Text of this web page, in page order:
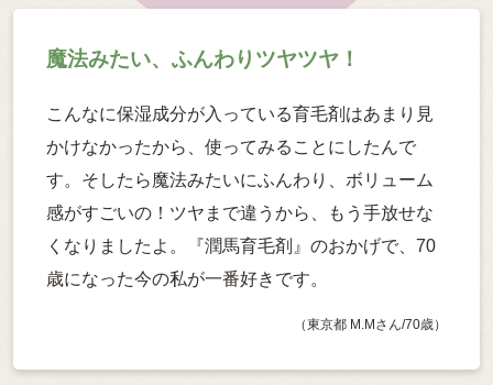
魔法みたい、ふんわりツヤツヤ！
こんなに保湿成分が入っている育毛剤はあまり見
かけなかったから、使ってみることにしたんで
す。そしたら魔法みたいにふんわり、ボリューム
感がすごいの！ツヤまで違うから、もう手放せな
くなりましたよ。『潤馬育毛剤』のおかげで、70
歳になった今の私が一番好きです。
（東京都 M.Mさん/70歳）